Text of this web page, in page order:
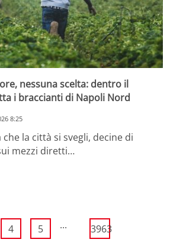
nessuna scelta: dentro il
i braccianti di Napoli Nord
8:25
la città si svegli, decine di
mezzi diretti…
4 5 ... 3963